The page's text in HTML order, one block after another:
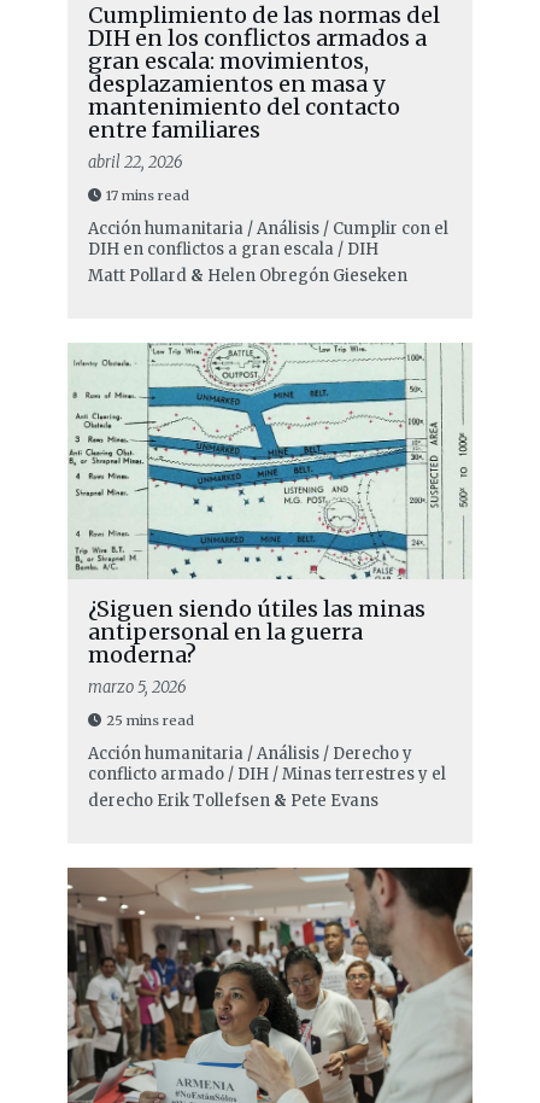
Cumplimiento de las normas del
DIH en los conflictos armados a
gran escala: movimientos,
desplazamientos en masa y
mantenimiento del contacto
entre familiares
abril 22, 2026
17 mins read
Acción humanitaria / Análisis / Cumplir con el
DIH en conflictos a gran escala / DIH
Matt Pollard& Helen Obregón Gieseken
¿Siguen siendo útiles las minas
antipersonal en la guerra
moderna?
marzo 5, 2026
25 mins read
Acción humanitaria / Análisis / Derecho y
conflicto armado / DIH / Minas terrestres y el
derecho Erik Tollefsen& Pete Evans